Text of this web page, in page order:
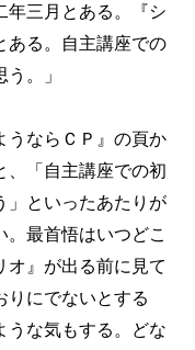
年三月とある。『シ
ある。自主講座での
。」
ならＣＰ』の頁か
、「自主講座での初
」といったあたりが
。最首悟はいつどこ
』が出る前に見て
りにでないとする
な気もする。どな